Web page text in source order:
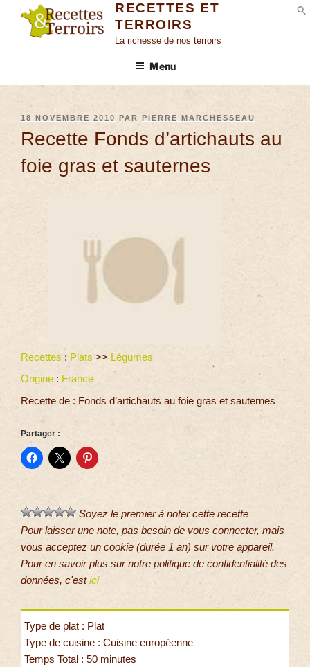
RECETTES ET
TERROIRS
La richesse de nos terroirs
Menu
18 NOVEMBRE 2010 PAR PIERRE MARCHESSEAU
Recette Fonds d’artichauts au
foie gras et sauternes
Recettes : Plats >> Légumes
Origine : France
Recette de : Fonds d’artichauts au foie gras et sauternes
Partager :
Soyez le premier à noter cette recette
Pour laisser une note, pas besoin de vous connecter, mais
vous acceptez un cookie (durée 1 an) sur votre appareil.
Pour en savoir plus sur notre politique de confidentialité des
données, c'estici
Type de plat : Plat
Type de cuisine : Cuisine européenne
Temps Total : 50 minutes